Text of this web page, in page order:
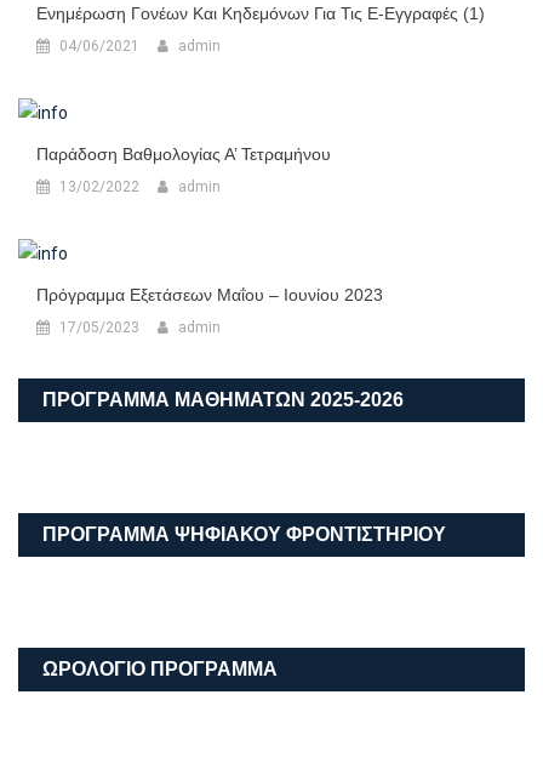
Ενημέρωση Γονέων Και Κηδεμόνων Για Τις E-Εγγραφές (1)
04/06/2021 admin
Παράδοση Βαθμολογίας Α’ Τετραμήνου
13/02/2022 admin
Πρόγραμμα Εξετάσεων Μαΐου – Ιουνίου 2023
17/05/2023 admin
ΠΡΟΓΡΑΜΜΑ ΜΑΘΗΜΑΤΩΝ 2025-2026
ΠΡΟΓΡΑΜΜΑ ΨΗΦΙΑΚΟΥ ΦΡΟΝΤΙΣΤΗΡΙΟΥ
ΩΡΟΛΟΓΙΟ ΠΡΟΓΡΑΜΜΑ